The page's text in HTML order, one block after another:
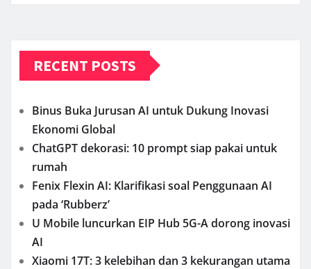
RECENT POSTS
Binus Buka Jurusan AI untuk Dukung Inovasi
Ekonomi Global
ChatGPT dekorasi: 10 prompt siap pakai untuk
rumah
Fenix Flexin AI: Klarifikasi soal Penggunaan AI
pada ‘Rubberz’
U Mobile luncurkan EIP Hub 5G-A dorong inovasi
AI
Xiaomi 17T: 3 kelebihan dan 3 kekurangan utama